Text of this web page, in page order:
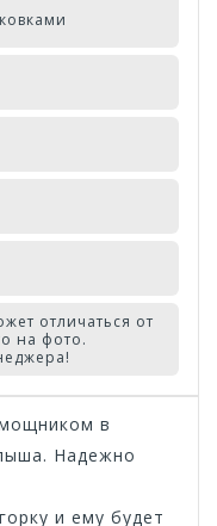
отличаться от
на фото.
в
Надежно
и ему будет